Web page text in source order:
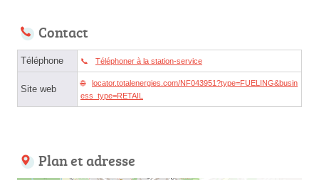
Contact
Téléphone Téléphoner à la station-service
Site web
locator.totalenergies.com/NF043951?type=FUELING&busin
ess_type=RETAIL
Plan et adresse